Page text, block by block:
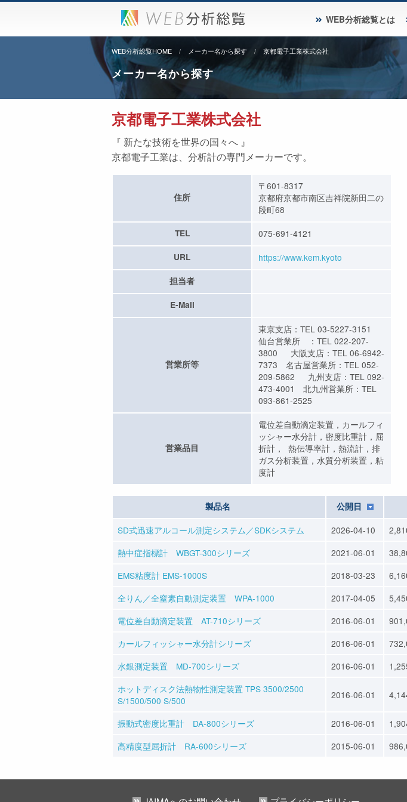
WEB分析総覧とは
WEB分析総覧HOME メーカー名から探す 京都電子工業株式会社
メーカー名から探す
京都電子工業株式会社
『 新たな技術を世界の国々へ 』
京都電子工業は、分析計の専門メーカーです。
住所
〒601-8317
京都府京都市南区吉祥院新田二の
段町68
TEL 075-691-4121
URL https://www.kem.kyoto
担当者
E-Mail
営業所等
東京支店：TEL 03-5227-3151
仙台営業所 ：TEL 022-207-
3800 大阪支店：TEL 06-6942-
7373 名古屋営業所：TEL 052-
209-5862 九州支店：TEL 092-
473-4001 北九州営業所：TEL
093-861-2525
営業品目
電位差自動滴定装置，カールフィ
ッシャー水分計，密度比重計，屈
折計， 熱伝導率計，熱流計，排
ガス分析装置，水質分析装置，粘
度計
製品名 公開日
SD式迅速アルコール測定システム／SDKシステム 2026-04-10
熱中症指標計 WBGT-300シリーズ
2021-06-01
EMS粘度計 EMS-1000S
2018-03-23
全りん／全窒素自動測定装置 WPA-1000
2017-04-05
電位差自動滴定装置 AT-710シリーズ
2016-06-01
カールフィッシャー水分計シリーズ
2016-06-01
水銀測定装置 MD-700シリーズ
2016-06-01
ホットディスク法熱物性測定装置 TPS 3500/2500
S/1500/500 S/500
2016-06-01
振動式密度比重計 DA-800シリーズ 2016-06-01
高精度型屈折計 RA-600シリーズ
2015-06-01